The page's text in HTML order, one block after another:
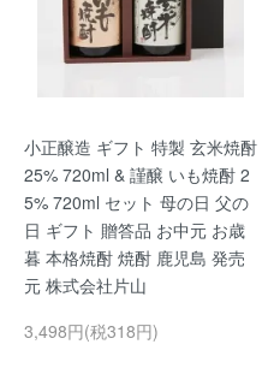
小正醸造 ギフト 特製 玄米焼酎
25% 720ml & 謹醸 いも焼酎 2
5% 720ml セット 母の日 父の
日 ギフト 贈答品 お中元 お歳
暮 本格焼酎 焼酎 鹿児島 発売
元 株式会社片山
3,498円(税318円)